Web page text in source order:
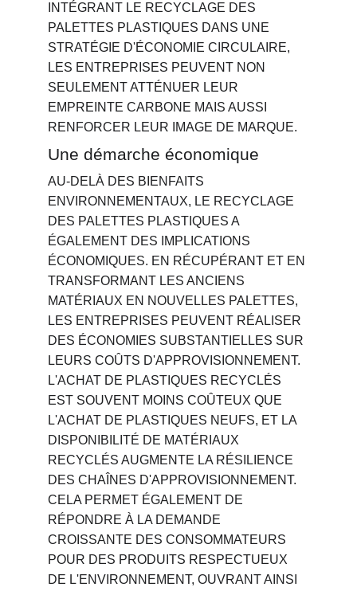
INTÉGRANT LE RECYCLAGE DES
PALETTES PLASTIQUES DANS UNE
STRATÉGIE D'ÉCONOMIE CIRCULAIRE,
LES ENTREPRISES PEUVENT NON
SEULEMENT ATTÉNUER LEUR
EMPREINTE CARBONE MAIS AUSSI
RENFORCER LEUR IMAGE DE MARQUE.
Une démarche économique
AU-DELÀ DES BIENFAITS
ENVIRONNEMENTAUX, LE RECYCLAGE
DES PALETTES PLASTIQUES A
ÉGALEMENT DES IMPLICATIONS
ÉCONOMIQUES. EN RÉCUPÉRANT ET EN
TRANSFORMANT LES ANCIENS
MATÉRIAUX EN NOUVELLES PALETTES,
LES ENTREPRISES PEUVENT RÉALISER
DES ÉCONOMIES SUBSTANTIELLES SUR
LEURS COÛTS D'APPROVISIONNEMENT.
L'ACHAT DE PLASTIQUES RECYCLÉS
EST SOUVENT MOINS COÛTEUX QUE
L'ACHAT DE PLASTIQUES NEUFS, ET LA
DISPONIBILITÉ DE MATÉRIAUX
RECYCLÉS AUGMENTE LA RÉSILIENCE
DES CHAÎNES D'APPROVISIONNEMENT.
CELA PERMET ÉGALEMENT DE
RÉPONDRE À LA DEMANDE
CROISSANTE DES CONSOMMATEURS
POUR DES PRODUITS RESPECTUEUX
DE L'ENVIRONNEMENT, OUVRANT AINSI